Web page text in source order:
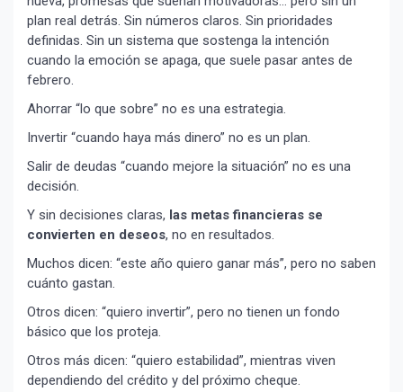
plan real detrás. Sin números claros. Sin prioridades
definidas. Sin un sistema que sostenga la intención
cuando la emoción se apaga, que suele pasar antes de
febrero.
Ahorrar “lo que sobre” no es una estrategia.
Invertir “cuando haya más dinero” no es un plan.
Salir de deudas “cuando mejore la situación” no es una
decisión.
Y sin decisiones claras, las metas financieras se
convierten en deseos, no en resultados.
Muchos dicen: “este año quiero ganar más”, pero no saben
cuánto gastan.
Otros dicen: “quiero invertir”, pero no tienen un fondo
básico que los proteja.
Otros más dicen: “quiero estabilidad”, mientras viven
dependiendo del crédito y del próximo cheque.